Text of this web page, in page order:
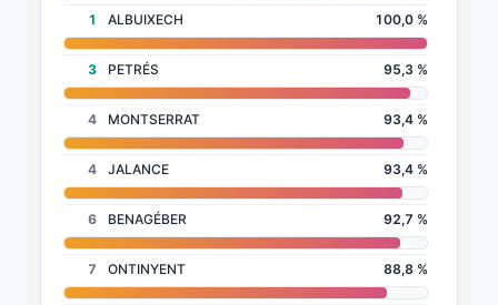
1 ALBUIXECH 100,0 %
3 PETRÉS 95,3 %
4 MONTSERRAT 93,4 %
4 JALANCE 93,4 %
6 BENAGÉBER 92,7 %
7 ONTINYENT 88,8 %